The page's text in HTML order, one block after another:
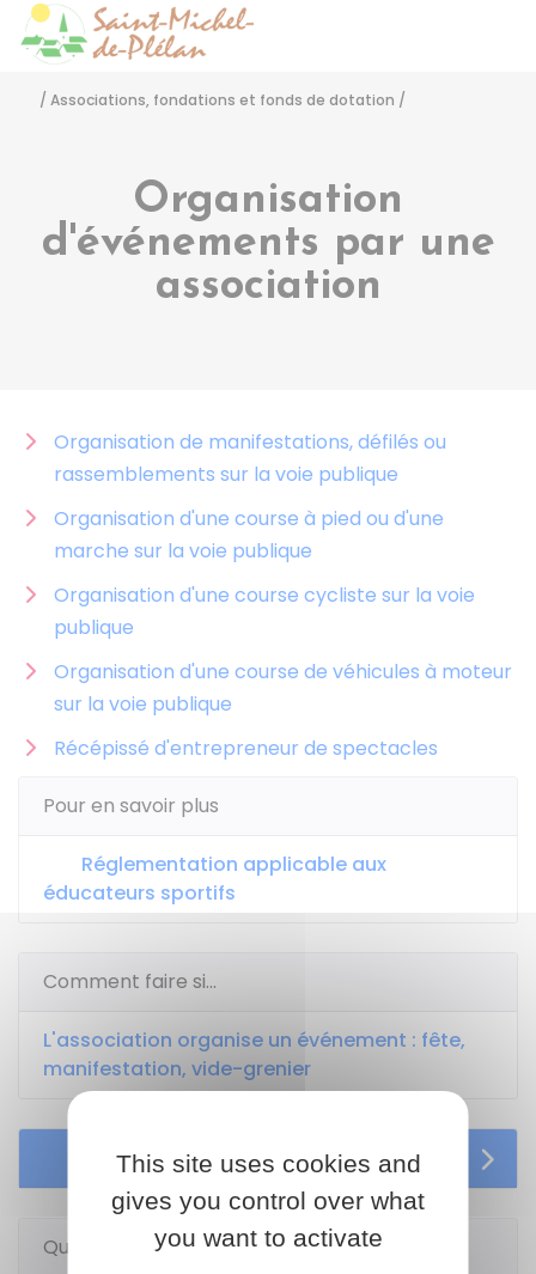
/ Associations, fondations et fonds de dotation /
Organisation
d'événements par une
association
Organisation de manifestations, défilés ou
rassemblements sur la voie publique
Organisation d'une course à pied ou d'une
marche sur la voie publique
Organisation d'une course cycliste sur la voie
publique
Organisation d'une course de véhicules à moteur
sur la voie publique
Récépissé d'entrepreneur de spectacles
Pour en savoir plus
Réglementation applicable aux
éducateurs sportifs
Comment faire si...
L'association organise un événement : fête,
manifestation, vide-grenier
Services en ligne et formulaires
Questions ? Réponses !
This site uses cookies and
gives you control over what
you want to activate